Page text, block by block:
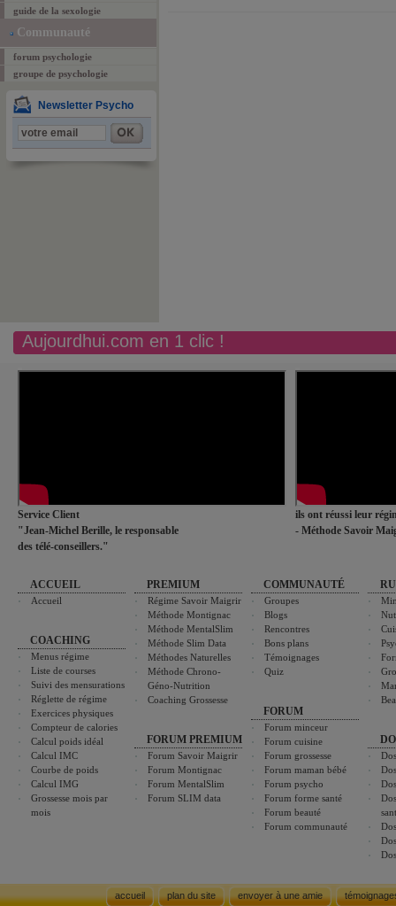
guide de la sexologie
Communauté
forum psychologie
groupe de psychologie
Newsletter Psycho
Aujourdhui.com en 1 clic !
Service Client
"Jean-Michel Berille, le responsable
des télé-conseillers."
ils ont réussi leur
- Méthode Savoir
ACCUEIL
Accueil
COACHING
Menus régime
Liste de courses
Suivi des mensurations
Réglette de régime
Exercices physiques
Compteur de calories
Calcul poids idéal
Calcul IMC
Courbe de poids
Calcul IMG
Grossesse mois par
mois
PREMIUM
Régime Savoir Maigrir
Méthode Montignac
Méthode MentalSlim
Méthode Slim Data
Méthodes Naturelles
Méthode Chrono-
Géno-Nutrition
Coaching Grossesse
FORUM PREMIUM
Forum Savoir Maigrir
Forum Montignac
Forum MentalSlim
Forum SLIM data
COMMUNAUTÉ
Groupes
Blogs
Rencontres
Bons plans
Témoignages
Quiz
FORUM
Forum minceur
Forum cuisine
Forum grossesse
Forum maman bébé
Forum psycho
Forum forme santé
Forum beauté
Forum communauté
accueil plan du site envoyer à une amie